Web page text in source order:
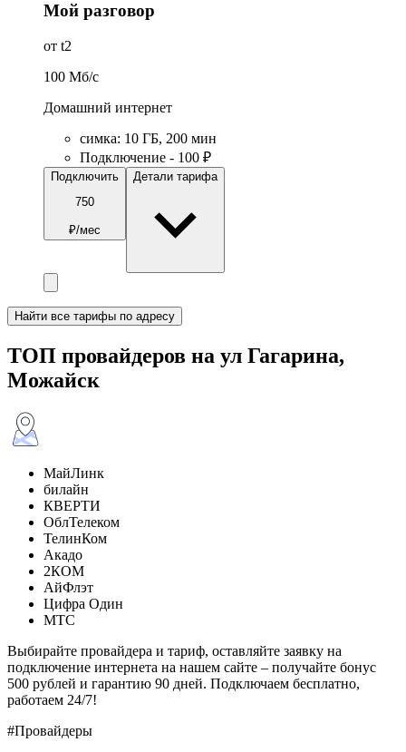
Мой разговор
от t2
100 Мб/c
Домашний интернет
симка: 10 ГБ, 200 мин
Подключение - 100 ₽
Подключить
750
₽/мес
Детали тарифа
Найти все тарифы по адресу
ТОП провайдеров на ул Гагарина,
Можайск
МайЛинк
билайн
КВЕРТИ
ОблТелеком
ТелинКом
Акадо
2КОМ
АйФлэт
Цифра Один
МТС
Выбирайте провайдера и тариф, оставляйте заявку на
подключение интернета на нашем сайте – получайте бонус
500 рублей и гарантию 90 дней. Подключаем бесплатно,
работаем 24/7!
#Провайдеры